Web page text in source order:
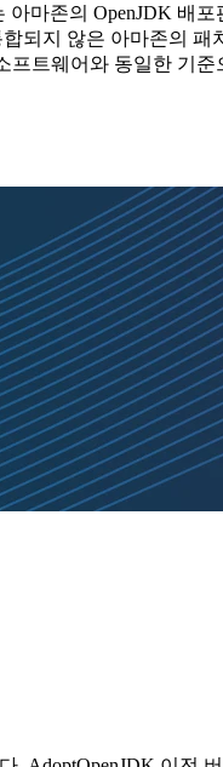
마존의 OpenJDK 배
되지 않은 아마존의
프트웨어와 동일한 기